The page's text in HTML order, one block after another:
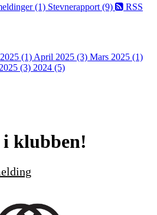
(1) Stevnerapport (9) RSS
(1) April 2025 (3) Mars 2025 (1)
(3) 2024 (5)
klubben!